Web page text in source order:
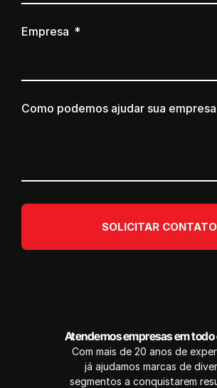
Empresa
Como podemos ajudar sua
SOLICITAR CONTATO
Atendemos empresas em todo
Com mais de 20 anos de
já ajudamos marcas de
segmentos a conquistarem